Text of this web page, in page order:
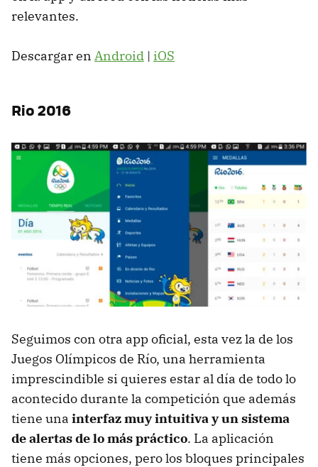
relevantes.
Descargar en Android | iOS
Rio 2016
Seguimos con otra app oficial, esta vez la de los
Juegos Olímpicos de Río, una herramienta
imprescindible si quieres estar al día de todo lo
acontecido durante la competición que además
tiene una interfaz muy intuitiva y un sistema
de alertas de lo más práctico. La aplicación
tiene más opciones, pero los bloques principales